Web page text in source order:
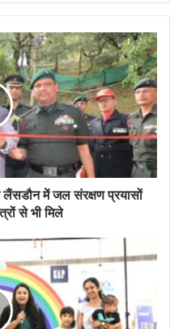
लैंसडौन में जल संरक्षण प्रयासों
से भी मिले